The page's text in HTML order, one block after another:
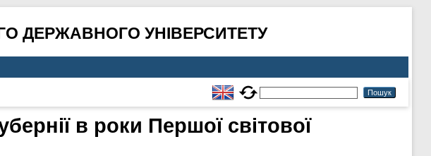
ДЕРЖАВНОГО УНІВЕРСИТЕТУ
в роки Першої світової